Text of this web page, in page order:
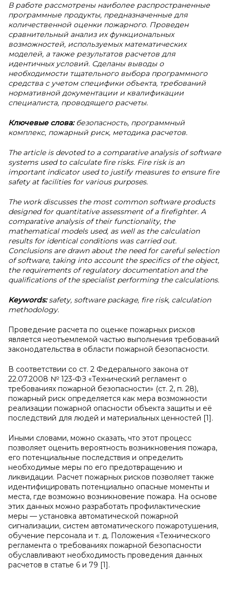
В работе рассмотрены наиболее распространенные
программные продукты, предназначенные для
количественной оценки пожарного. Проведен
сравнительный анализ их функциональных
возможностей, используемых математических
моделей, а также результатов расчетов для
идентичных условий. Сделаны выводы о
необходимости тщательного выбора программного
средства с учетом специфики объекта, требований
нормативной документации и квалификации
специалиста, проводящего расчеты.
Ключевые слова:безопасность, программный
комплекс, пожарный риск, методика расчетов.
The article is devoted to a comparative analysis of software
systems used to calculate fire risks. Fire risk is an
important indicator used to justify measures to ensure fire
safety at facilities for various purposes.
The work discusses the most common software products
designed for quantitative assessment of a firefighter. A
comparative analysis of their functionality, the
mathematical models used, as well as the calculation
results for identical conditions was carried out.
Conclusions are drawn about the need for careful selection
of software, taking into account the specifics of the object,
the requirements of regulatory documentation and the
qualifications of the specialist performing the calculations.
Keywords:safety, software package, fire risk, calculation
methodology.
Проведение расчета по оценке пожарных рисков
является неотъемлемой частью выполнения требований
законодательства в области пожарной безопасности.
В соответствии со ст. 2 Федерального закона от
22.07.2008 № 123-ФЗ «Технический регламент о
требованиях пожарной безопасности» (ст. 2, п. 28),
пожарный риск определяется как мера возможности
реализации пожарной опасности объекта защиты и её
последствий для людей и материальных ценностей [1].
Иными словами, можно сказать, что этот процесс
позволяет оценить вероятность возникновения пожара,
его потенциальные последствия и определить
необходимые меры по его предотвращению и
ликвидации. Расчет пожарных рисков позволяет также
идентифицировать потенциально опасные моменты и
места, где возможно возникновение пожара. На основе
этих данных можно разработать профилактические
меры — установка автоматической пожарной
сигнализации, систем автоматического пожаротушения,
обучение персонала и т. д. Положения «Технического
регламента о требованиях пожарной безопасности
обуславливают необходимость проведения данных
расчетов в статье 6 и 79 [1].